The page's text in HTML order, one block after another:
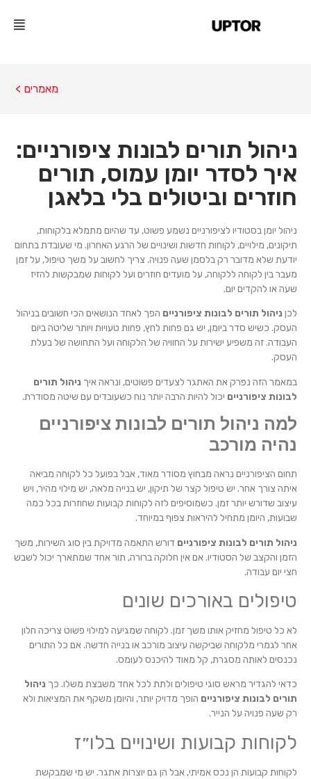
מאמרים >
ניהול תורים לבונות ציפורניים:
איך לסדר יומן עמוס, תורים
חוזרים וביטולים בלי בלאגן
ניהול יומן בסטודיו לציפורניים נשמע פשוט, עד שהיום מתמלא בלקוחות,
תיקונים, מילויים, לקוחות חדשות ושינויים של הרגע האחרון. מי שעובדת בתחום
יודעת שלא מדובר רק בלסמן שעה פנויה. צריך לחשוב על משך טיפול, על זמן
מעבר בין לקוחה ללקוחה, על מועדים חוזרים ועל לקוחות שמבקשות להזיז
שעה או להקדים יום.
לכן ניהול תורים לבונות ציפורניים הפך לאחד הנושאים הכי חשובים בניהול
העסק. כשיש סדר ביומן, יש גם פחות לחץ, פחות טעויות ויותר שליטה ביום
העבודה. זה משפיע ישירות על החוויה של הלקוחה ועל התחושה של בעלת
העסק.
במאמר הזה נפרק את האתגר לצעדים פשוטים, ונראה איך ניהול תורים
לבונות ציפורניים יכול להיות הרבה יותר נוח כשעובדים עם שיטה מסודרת.
למה ניהול תורים לבונות ציפורניים
נהיה מורכב
תחום הציפורניים נראה מבחוץ מסודר מאוד, אבל בפועל כל לקוחה מביאה
איתה צורך אחר. יש טיפול קצר של תיקון, יש בנייה מלאה, יש מילוי מהיר, ויש
עיצוב שדורש יותר זמן. כשמוסיפים לזה לקוחות קבועות שחוזרות בכל כמה
שבועות, היומן מתחיל להיראות צפוף במיוחד.
ניהול תורים לבונות ציפורניים דורש התאמה מדויקת בין סוג השירות, משך
הזמן והקצב של הסטודיו. אם אין חלוקה ברורה, תור אחד שמתארך יכול לשבש
חצי יום עבודה.
טיפולים באורכים שונים
לא כל טיפול מחזיק אותו משך זמן. לקוחה שמגיעה למילוי פשוט צריכה חלון
אחר לגמרי מלקוחה שביקשה עיצוב מורכב או בנייה חדשה. אם כל התורים
נכנסים לאותה מסגרת, קל מאוד להיכנס לעומס.
כדאי להגדיר מראש סוגי טיפולים ולתת לכל אחד משבצת משלו. כך ניהול
תורים לבונות ציפורניים הופך מדויק יותר, והיומן משקף את המציאות ולא
רק שעה פנויה על הנייר.
לקוחות קבועות ושינויים בלו״ז
לקוחות קבועות הן נכס אמיתי, אבל הן גם יוצרות אתגר. יש מי שמבקשת